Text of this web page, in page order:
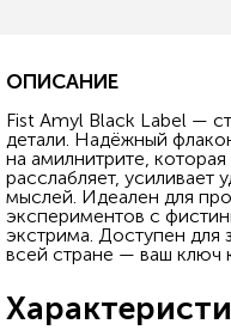
ОПИСАНИЕ
Fist Amyl Black Label —
детали. Надёжный
на амилнитрите,
расслабляет, усиливает
мыслей. Идеален для
экспериментов с
экстрима. Доступен для
всей стране — ваш ключ